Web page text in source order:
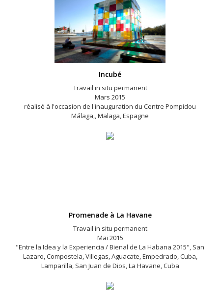
Incubé
Travail in situ permanent
Mars 2015
réalisé à l'occasion de l'inauguration du Centre Pompidou
Málaga,, Malaga, Espagne
Promenade à La Havane
Travail in situ permanent
Mai 2015
"Entre la Idea y la Experiencia / Bienal de La Habana 2015", San
Lazaro, Compostela, Villegas, Aguacate, Empedrado, Cuba,
Lamparilla, San Juan de Dios, La Havane, Cuba